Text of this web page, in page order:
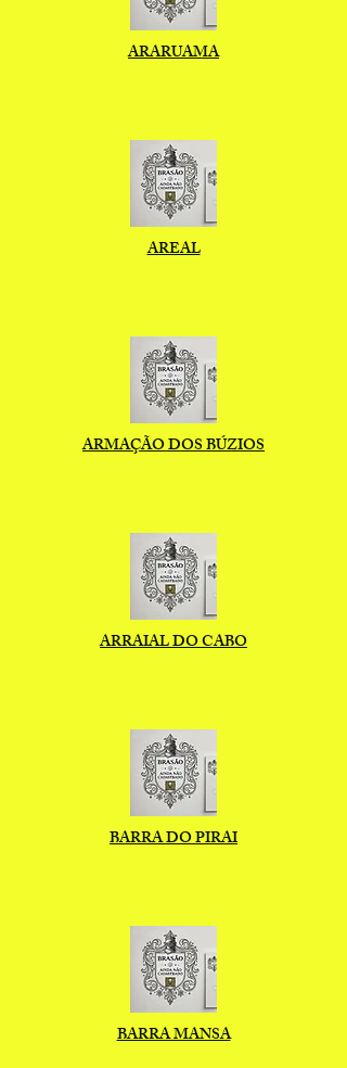
ARARUAMA
AREAL
ARMAÇÃO DOS BÚZIOS
ARRAIAL DO CABO
BARRA DO PIRAI
BARRA MANSA